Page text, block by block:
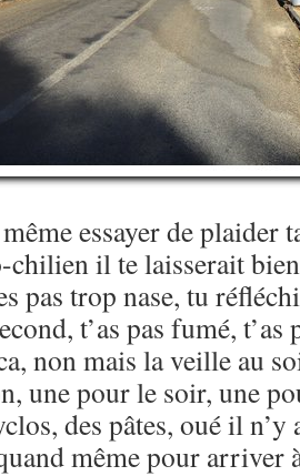
essayer de plaider
chilien il te laisserait
pas trop nase, tu
t’as pas fumé, t’as
non mais la veille au
une pour le soir, une
des pâtes, oué il n’y
même pour